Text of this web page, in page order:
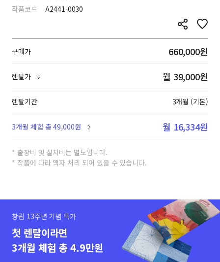
작품코드
A2441-0030
구매가 660,000원
렌탈가 월 39,000원
렌탈기간 3개월 (기본)
3개월 체험 총 49,000원 월 16,334원
* 출장비 및 설치비는 별도입니다.
* 작품에 따라 액자 처리 되어 있을 수 있습니다.
창립 13주년 기념 특가
첫 렌탈이라면
3개월 체험 총 4.9만원